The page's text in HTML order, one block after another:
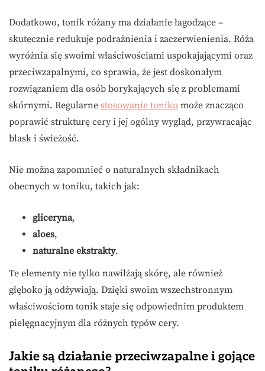
Dodatkowo, tonik różany ma działanie łagodzące –
skutecznie redukuje podrażnienia i zaczerwienienia. Róża
wyróżnia się swoimi właściwościami uspokajającymi oraz
przeciwzapalnymi, co sprawia, że jest doskonałym
rozwiązaniem dla osób borykających się z problemami
skórnymi. Regularne stosowanie toniku może znacząco
poprawić strukturę cery i jej ogólny wygląd, przywracając
blask i świeżość.
Nie można zapomnieć o naturalnych składnikach
obecnych w toniku, takich jak:
gliceryna,
aloes,
naturalne ekstrakty.
Te elementy nie tylko nawilżają skórę, ale również
głęboko ją odżywiają. Dzięki swoim wszechstronnym
właściwościom tonik staje się odpowiednim produktem
pielęgnacyjnym dla różnych typów cery.
Jakie są działanie przeciwzapalne i gojące